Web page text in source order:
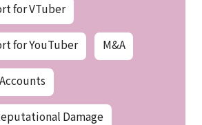
for VTuber
for YouTuber M&A
Damage